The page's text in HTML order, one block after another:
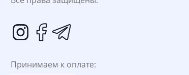
Принимаем к оплате: